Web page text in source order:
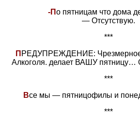
-По пятницам что дома
— Отсутствую.
***
П РЕДУПРЕЖДЕНИЕ: Чрезмерное
Алкоголя. делает ВАШУ
***
Все мы — пятницофилы и
***